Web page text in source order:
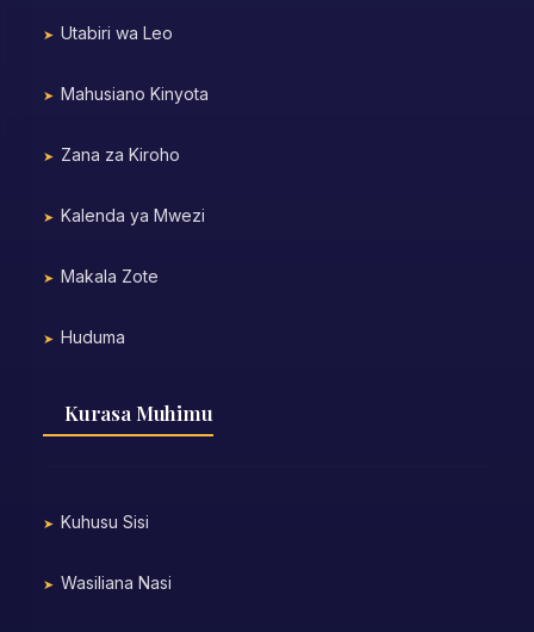
Utabiri wa Leo
Mahusiano Kinyota
Zana za Kiroho
Kalenda ya Mwezi
Makala Zote
Huduma
Kurasa Muhimu
Kuhusu Sisi
Wasiliana Nasi